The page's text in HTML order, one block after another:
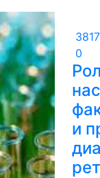
3817
0
и